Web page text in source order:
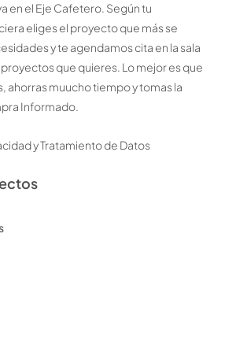
en el Eje Cafetero. Según tu
eliges el proyecto que más se
y te agendamos cita en la sala
que quieres. Lo mejor es que
ahorras muucho tiempo y tomas la
Informado.
y Tratamiento de Datos